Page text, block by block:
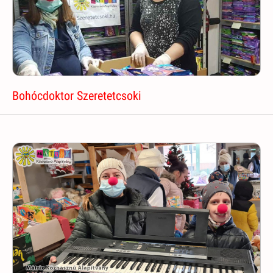
Bohócdoktor Szeretetcsoki